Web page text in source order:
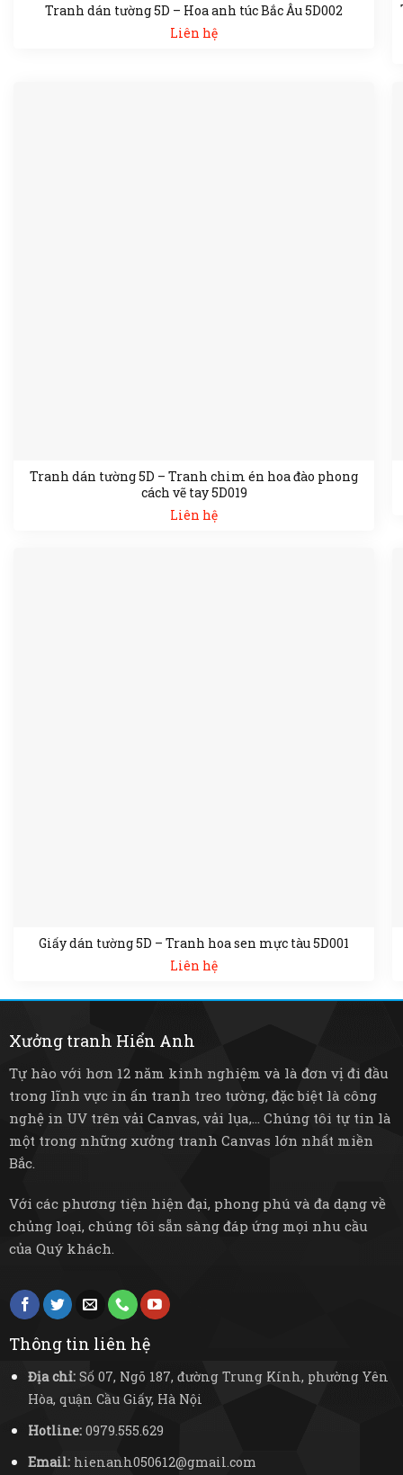
Tranh dán tường 5D – Hoa anh túc Bắc Âu 5D002
Liên hệ
Tranh dán tường 5D – Tranh chim én hoa đào phong
cách vẽ tay 5D019
Liên hệ
Giấy dán tường 5D – Tranh hoa sen mực tàu 5D001
Liên hệ
Xưởng tranh Hiển Anh
Tự hào với hơn 12 năm kinh nghiệm và là đơn vị đi đầu
trong lĩnh vực in ấn tranh treo tường, đặc biệt là công
nghệ in UV trên vải Canvas, vải lụa,... Chúng tôi tự tin là
một trong những xưởng tranh Canvas lớn nhất miền
Bắc.
Với các phương tiện hiện đại, phong phú và đa dạng về
chủng loại, chúng tôi sẵn sàng đáp ứng mọi nhu cầu
của Quý khách.
Thông tin liên hệ
Địa chỉ:Số 07, Ngõ 187, đường Trung Kính, phường Yên
Hòa, quận Cầu Giấy, Hà Nội
Hotline:0979.555.629
Email:hienanh050612@gmail.com